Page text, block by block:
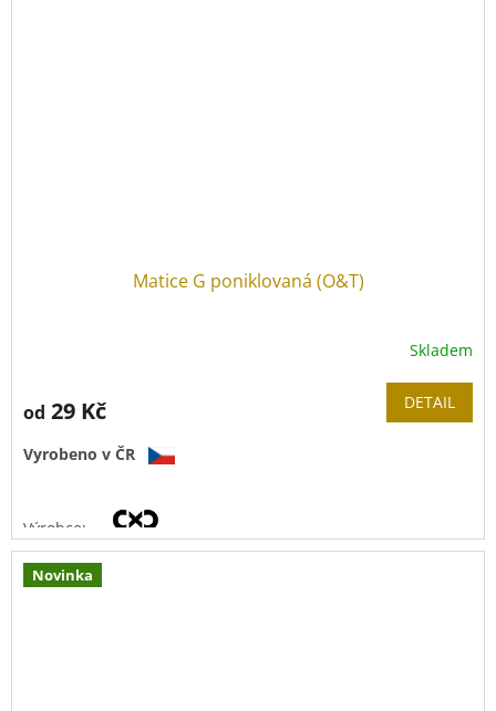
Matice G poniklovaná (O&T)
Skladem
od 29 Kč DETAIL
Vyrobeno v ČR
Výrobce:
Novinka